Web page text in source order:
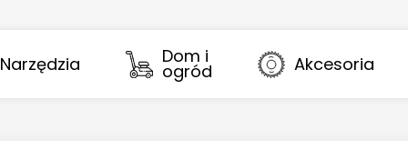
Narzędzia Dom i
ogród Akcesoria